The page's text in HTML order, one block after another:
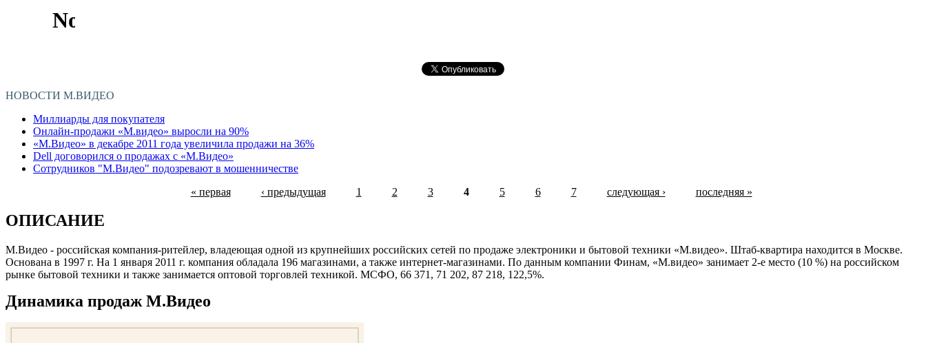
НОВОСТИ М.ВИДЕО
Миллиарды для покупателя
Онлайн-продажи «М.видео» выросли на 90%
«М.Видео» в декабре 2011 года увеличила продажи на 36%
Dell договорился о продажах с «М.Видео»
Сотрудников "М.Видео" подозревают в мошенничестве
« первая ‹ предыдущая 1 2 3 4 5 6 7 следующая › последняя »
ОПИСАНИЕ
М.Видео - российская компания-ритейлер, владеющая одной из крупнейших российских сетей по продаже электроники и бытовой техники «М.видео». Штаб-квартира находится в Москве.
Основана в 1997 г. На 1 января 2011 г. компания обладала 196 магазинами, а также интернет-магазинами. По данным компании Финам, «М.видео» занимает 2-е место (10 %) на российском
рынке бытовой техники и также занимается оптовой торговлей техникой. МСФО, 66 371, 71 202, 87 218, 122,5%.
Динамика продаж М.Видео